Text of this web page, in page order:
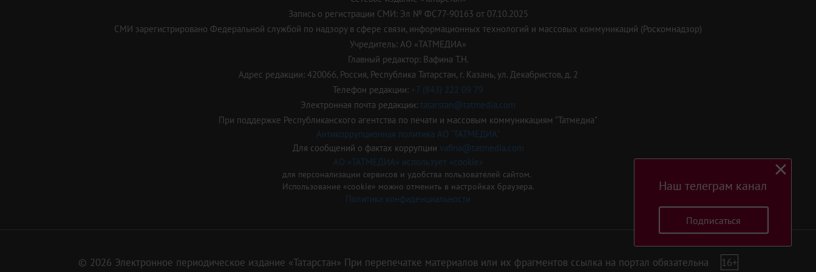
Запись о регистрации СМИ: Эл № ФС77-90163 от 07.10.2025
СМИ зарегистрировано Федеральной службой по надзору в сфере связи, информационных технологий и массовых коммуникаций (Роскомнадзор)
Учредитель: АО «ТАТМЕДИА»
Главный редактор: Вафина Т.Н.
Адрес редакции: 420066, Россия, Республика Татарстан, г. Казань, ул. Декабристов, д. 2
Телефон редакции: +7 (843) 222 09 79
Электронная почта редакции: tatarstan@tatmedia.com
При поддержке Республиканского агентства по печати и массовым коммуникациям "Татмедиа"
Антикоррупционная политика АО "ТАТМЕДИА"
Для сообщений о фактах коррупции vafina@tatmedia.com
АО «ТАТМЕДИА» использует «cookie»
для персонализации сервисов и удобства пользователей сайтом.
Использование «cookie» можно отменить в настройках браузера.
Политика конфиденциальности
© 2026 Электронное периодическое издание «Татарстан» При перепечатке материалов или их фрагментов ссылка на портал обязательна 16+
Наш телеграм канал
Подписаться